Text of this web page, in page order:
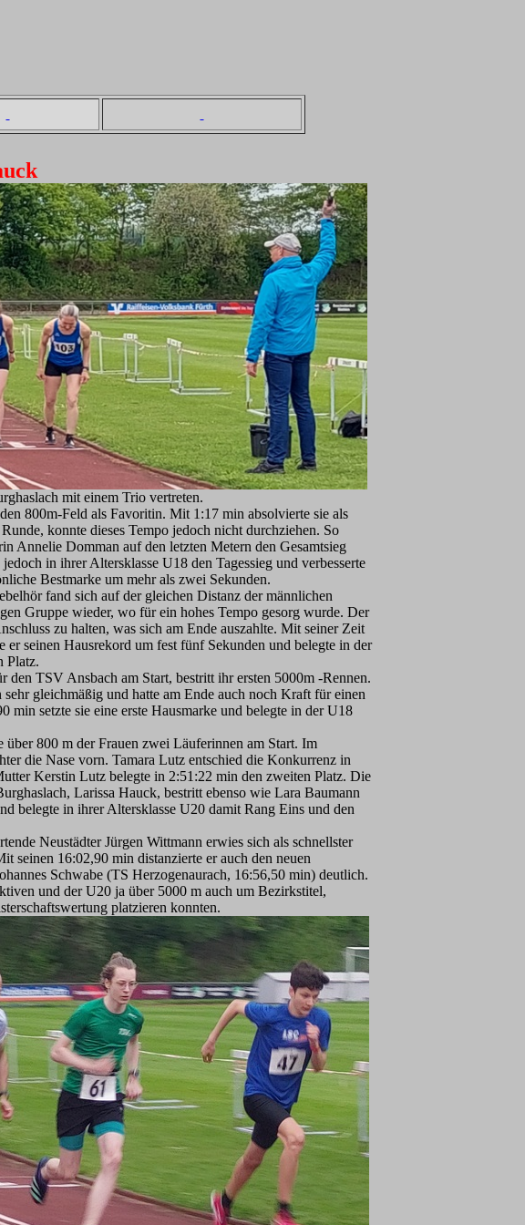
mit einem Trio vertreten.
800m-Feld als Favoritin. Mit 1:17 min absolvierte sie als
Runde, konnte dieses Tempo jedoch nicht durchziehen. So
Annelie Domman auf den letzten Metern den Gesamtsieg
in ihrer Altersklasse U18 den Tagessieg und verbesserte
Bestmarke um mehr als zwei Sekunden.
fand sich auf der gleichen Distanz der männlichen
Gruppe wieder, wo für ein hohes Tempo gesorg wurde. Der
zu halten, was sich am Ende auszahlte. Mit seiner Zeit
er seinen Hausrekord um fest fünf Sekunden und belegte in der
Platz.
den TSV Ansbach am Start, bestritt ihr ersten 5000m -Rennen.
sehr gleichmäßig und hatte am Ende auch noch Kraft für einen
min setzte sie eine erste Hausmarke und belegte in der U18
800 m der Frauen zwei Läuferinnen am Start. Im
die Nase vorn. Tamara Lutz entschied die Konkurrenz in
Kerstin Lutz belegte in 2:51:22 min den zweiten Platz. Die
Larissa Hauck, bestritt ebenso wie Lara Baumann
belegte in ihrer Altersklasse U20 damit Rang Eins und den
Neustädter Jürgen Wittmann erwies sich als schnellster
seinen 16:02,90 min distanzierte er auch den neuen
Schwabe (TS Herzogenaurach, 16:56,50 min) deutlich.
und der U20 ja über 5000 m auch um Bezirkstitel,
platzieren konnten.